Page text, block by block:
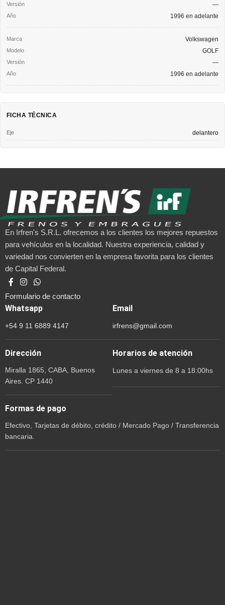
—
1996 en adelante
Volkswagen
GOLF
—
1996 en adelante
FICHA TÉCNICA
Eje delantero
En Irfren's S.R.L. ofrecemos a los clientes los mejores repuestos
para vehículos en la localidad. Nuestra experiencia, calidad y
variedad nos convierten en la empresa favorita para los clientes
de Capital Federal.
Formulario de contacto
Whatsapp
+54 9 11 6889 4147
Email
irfrens@gmail.com
Dirección
Miralla 1865, CABA, Buenos
Aires. CP 1440
Horarios de atención
Lunes a viernes de 8 a 18:00hs
Formas de pago
Efectivo, Tarjetas de débito, crédito / Mercado Pago / Transferencia
bancaria.